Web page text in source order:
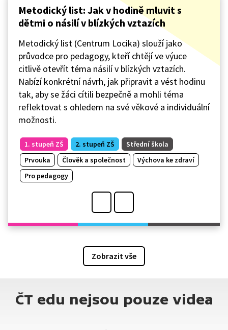
Metodický list: Jak v hodině mluvit s
dětmi o násilí v blízkých vztazích
Metodický list (Centrum Locika) slouží jako
průvodce pro pedagogy, kteří chtějí ve výuce
citlivě otevřít téma násilí v blízkých vztazích.
Nabízí konkrétní návrh, jak připravit a vést hodinu
tak, aby se žáci cítili bezpečně a mohli téma
reflektovat s ohledem na své věkové a individuální
možnosti.
1. stupeň ZŠ 2. stupeň ZŠ
Střední škola
Prvouka
Člověk a společnost
Výchova ke zdraví
Pro pedagogy
Zobrazit vše
ČT edu nejsou pouze videa